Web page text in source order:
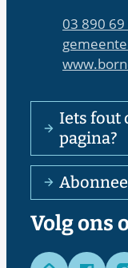
03 890 69
E-mail
Website
Iets fout
pagina?
Volg ons